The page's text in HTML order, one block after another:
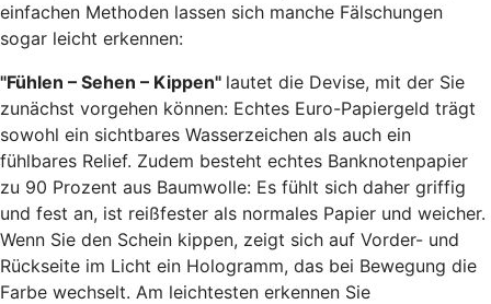
einfachen Methoden lassen sich manche Fälschungen
sogar leicht erkennen:
"Fühlen – Sehen – Kippen" lautet die Devise, mit der Sie
zunächst vorgehen können: Echtes Euro-Papiergeld trägt
sowohl ein sichtbares Wasserzeichen als auch ein
fühlbares Relief. Zudem besteht echtes Banknotenpapier
zu 90 Prozent aus Baumwolle: Es fühlt sich daher griffig
und fest an, ist reißfester als normales Papier und weicher.
Wenn Sie den Schein kippen, zeigt sich auf Vorder- und
Rückseite im Licht ein Hologramm, das bei Bewegung die
Farbe wechselt. Am leichtesten erkennen Sie